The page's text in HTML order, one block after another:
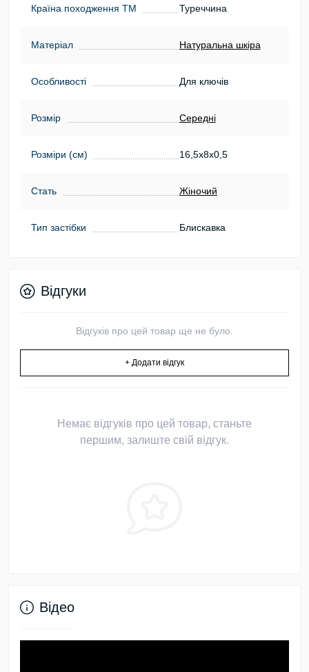
Країна походження ТМ Туреччина
Матеріал Натуральна шкіра
Особливості Для ключів
Розмір Середні
Розміри (см) 16,5х8х0,5
Стать Жіночий
Тип застібки Блискавка
Відгуки
Відгуків про цей товар ще не було.
+ Додати відгук
Немає відгуків про цей товар, станьте
першим, залиште свій відгук.
Відео